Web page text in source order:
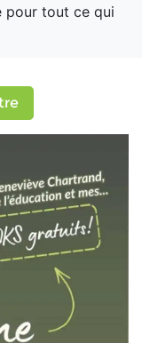
pour tout ce qui